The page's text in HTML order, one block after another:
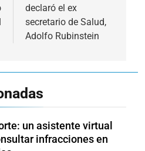
declaró el ex
secretario de Salud,
Adolfo Rubinstein
un asistente virtual
infracciones en